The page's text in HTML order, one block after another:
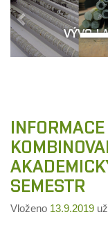
VÝVOJ
SEMESTR
Vloženo 13.9.2019